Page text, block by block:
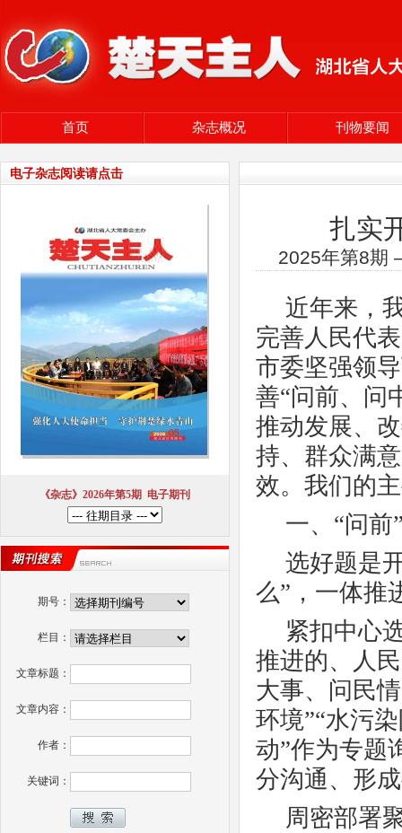
首页 杂志概况 刊物要闻
电子杂志阅读请点击
《杂志》2026年第5期 电子期刊
期号：
栏目：
文章标题：
文章内容：
作者：
关键词：
扎实
2025年第8期
近年来，
完善人民代
市委坚强领
善“问前、问
推动发展、
持、群众满
效。我们的
一、 “问前
选好题是
么”，一体推
紧扣中心
推进的、人
大事、问民
环境”“水污
动”作为专题
分沟通、形
周密部署